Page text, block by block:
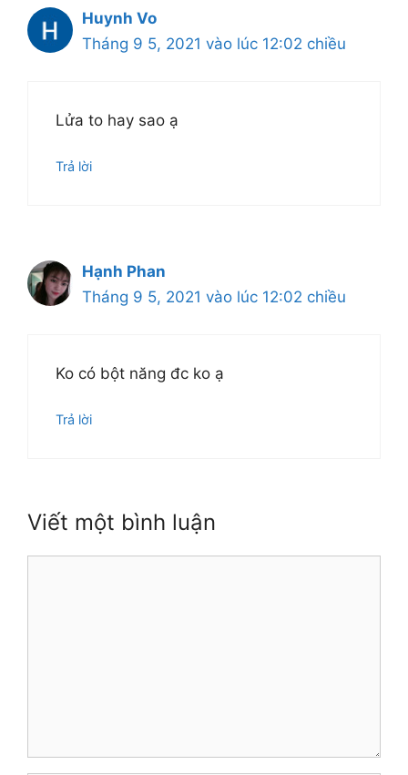
Huynh Vo
Tháng 9 5, 2021 vào lúc 12:02 chiều
Lửa to hay sao ạ
Trả lời
Hạnh Phan
Tháng 9 5, 2021 vào lúc 12:02 chiều
Ko có bột năng đc ko ạ
Trả lời
Viết một bình luận